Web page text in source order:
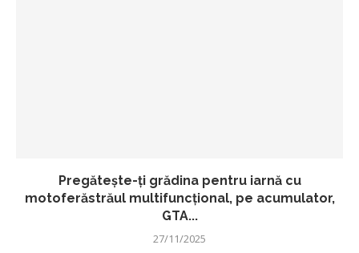
Pregătește-ți grădina pentru iarnă cu
motoferăstrăul multifuncțional, pe acumulator,
GTA...
27/11/2025